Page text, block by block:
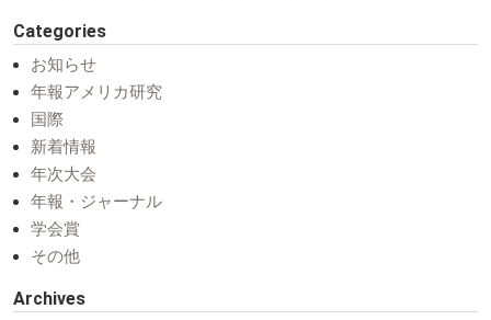
Categories
お知らせ
年報アメリカ研究
国際
新着情報
年次大会
年報・ジャーナル
学会賞
その他
Archives